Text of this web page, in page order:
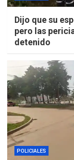
Dijo que su
pero las
detenido
POLICIALES